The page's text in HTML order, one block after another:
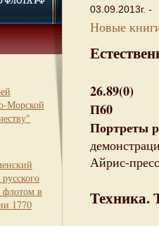
Морской
флотом в
1770
03.09.2013г. -
Новые
26.89(0)
П60
Портреты
Айрис-
Техника.